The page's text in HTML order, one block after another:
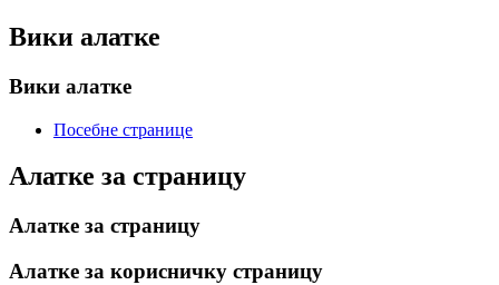
Вики алатке
Вики алатке
Посебне странице
Алатке за страницу
Алатке за страницу
Алатке за корисничку страницу